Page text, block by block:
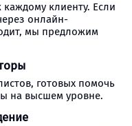
клиенту. Если
онлайн-
мы предложим
готовых помочь
на высшем уровне.